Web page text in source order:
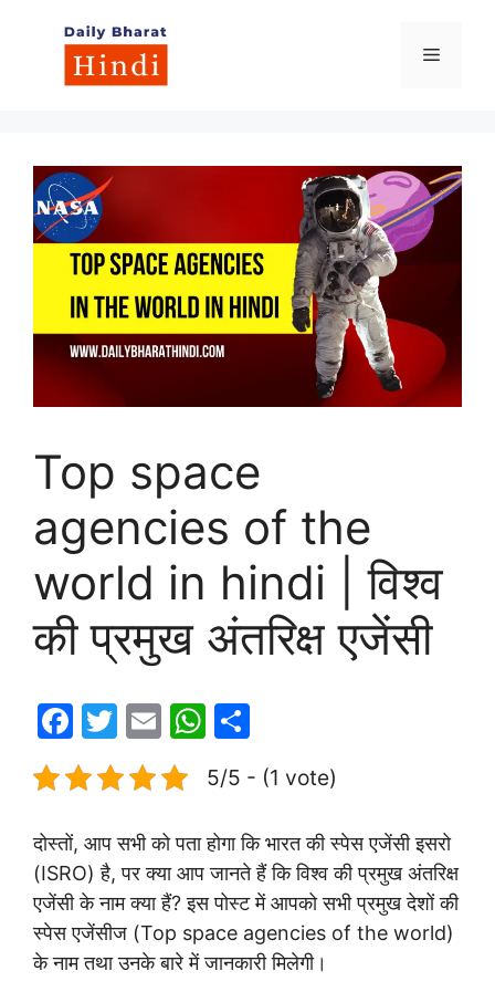
Menu
Top space
agencies of the
world in hindi | विश्व
की प्रमुख अंतरिक्ष एजेंसी
F
a
c
e
b
o
o
k
T
w
itt
er
E
m
ai
l
W
at
s
A
p
p
h
ar
e
5/5 - (1 vote)
दोस्तों, आप सभी को पता होगा कि भारत की स्पेस एजेंसी इसरो
(ISRO) है, पर क्या आप जानते हैं कि विश्व की प्रमुख अंतरिक्ष
एजेंसी के नाम क्या हैं? इस पोस्ट में आपको सभी प्रमुख देशों की
स्पेस एजेंसीज (Top space agencies of the world)
के नाम तथा उनके बारे में जानकारी मिलेगी।